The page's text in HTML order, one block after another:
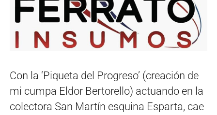
Con la ‘Piqueta del Progreso’ (creación de
mi cumpa Eldor Bertorello) actuando en la
colectora San Martín esquina Esparta, cae